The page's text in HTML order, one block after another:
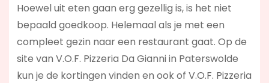
Hoewel uit eten gaan erg gezellig is, is het niet
bepaald goedkoop. Helemaal als je met een
compleet gezin naar een restaurant gaat. Op de
site van V.O.F. Pizzeria Da Gianni in Paterswolde
kun je de kortingen vinden en ook of V.O.F. Pizzeria